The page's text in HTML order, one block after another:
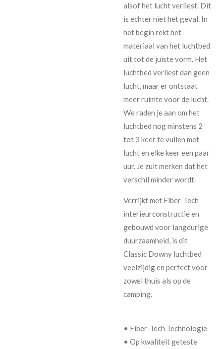
alsof het lucht verliest. Dit
is echter niet het geval. In
het begin rekt het
materiaal van het luchtbed
uit tot de juiste vorm. Het
luchtbed verliest dan geen
lucht, maar er ontstaat
meer ruimte voor de lucht.
We raden je aan om het
luchtbed nog minstens 2
tot 3 keer te vullen met
lucht en elke keer een paar
uur. Je zult merken dat het
verschil minder wordt.
Verrijkt met Fiber-Tech
interieurconstructie en
gebouwd voor langdurige
duurzaamheid, is dit
Classic Downy luchtbed
veelzijdig en perfect voor
zowel thuis als op de
camping.
• Fiber-Tech Technologie
• Op kwaliteit geteste